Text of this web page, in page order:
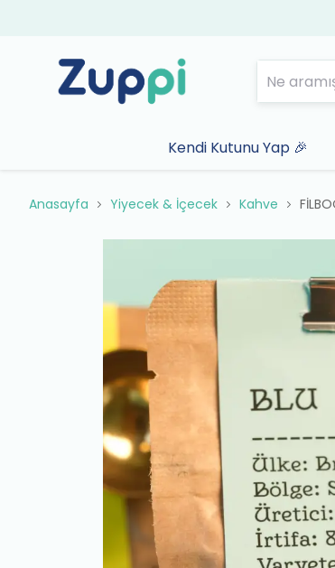
Kendi Kutunu Yap 🎉
Anasayfa Yiyecek & İçecek Kahve